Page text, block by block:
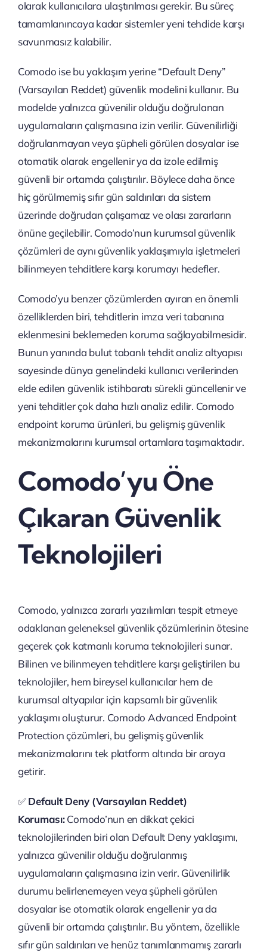
olarak kullanıcılara ulaştırılması gerekir. Bu süreç
tamamlanıncaya kadar sistemler yeni tehdide karşı
savunmasız kalabilir.
Comodo ise bu yaklaşım yerine “Default Deny”
(Varsayılan Reddet) güvenlik modelini kullanır. Bu
modelde yalnızca güvenilir olduğu doğrulanan
uygulamaların çalışmasına izin verilir. Güvenilirliği
doğrulanmayan veya şüpheli görülen dosyalar ise
otomatik olarak engellenir ya da izole edilmiş
güvenli bir ortamda çalıştırılır. Böylece daha önce
hiç görülmemiş sıfır gün saldırıları da sistem
üzerinde doğrudan çalışamaz ve olası zararların
önüne geçilebilir. Comodo’nun kurumsal güvenlik
çözümleri de aynı güvenlik yaklaşımıyla işletmeleri
bilinmeyen tehditlere karşı korumayı hedefler.
Comodo’yu benzer çözümlerden ayıran en önemli
özelliklerden biri, tehditlerin imza veri tabanına
eklenmesini beklemeden koruma sağlayabilmesidir.
Bunun yanında bulut tabanlı tehdit analiz altyapısı
sayesinde dünya genelindeki kullanıcı verilerinden
elde edilen güvenlik istihbaratı sürekli güncellenir ve
yeni tehditler çok daha hızlı analiz edilir. Comodo
endpoint koruma ürünleri, bu gelişmiş güvenlik
mekanizmalarını kurumsal ortamlara taşımaktadır.
Comodo’yu Öne
Çıkaran Güvenlik
Teknolojileri
Comodo, yalnızca zararlı yazılımları tespit etmeye
odaklanan geleneksel güvenlik çözümlerinin ötesine
geçerek çok katmanlı koruma teknolojileri sunar.
Bilinen ve bilinmeyen tehditlere karşı geliştirilen bu
teknolojiler, hem bireysel kullanıcılar hem de
kurumsal altyapılar için kapsamlı bir güvenlik
yaklaşımı oluşturur. Comodo Advanced Endpoint
Protection çözümleri, bu gelişmiş güvenlik
mekanizmalarını tek platform altında bir araya
getirir.
✅Default Deny (Varsayılan Reddet)
Koruması:Comodo’nun en dikkat çekici
teknolojilerinden biri olan Default Deny yaklaşımı,
yalnızca güvenilir olduğu doğrulanmış
uygulamaların çalışmasına izin verir. Güvenilirlik
durumu belirlenemeyen veya şüpheli görülen
dosyalar ise otomatik olarak engellenir ya da
güvenli bir ortamda çalıştırılır. Bu yöntem, özellikle
sıfır gün saldırıları ve henüz tanımlanmamış zararlı